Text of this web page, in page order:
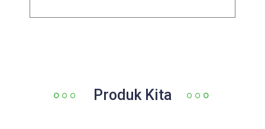
Produk Kita